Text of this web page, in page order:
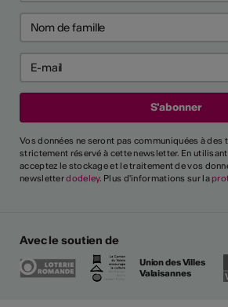
je reconnu
culturel
?
critères généraux et
également l'utilisation
Vos données ne seront pas communiquées à des
strictement réservé à cette newsletter. En
acceptez le stockage et le traitement de vos
newsletterdodeley. Plus d'informations sur la
Avec le soutien de
Union des Villes
Valaisannes